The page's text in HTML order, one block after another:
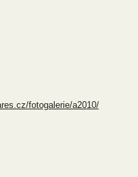
fotogalerie/a2010/